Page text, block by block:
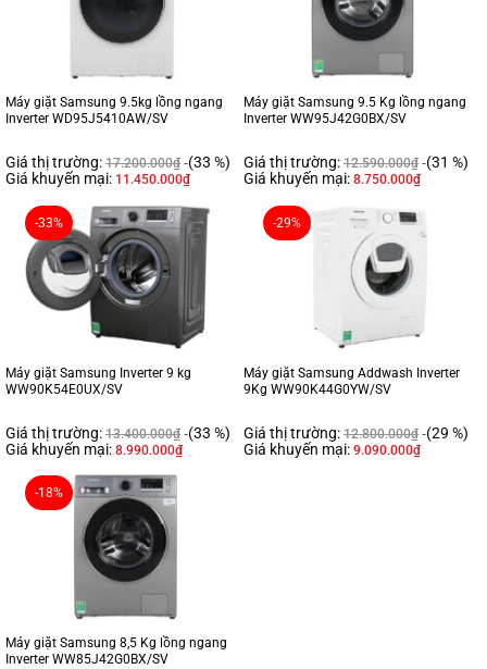
Máy giặt Samsung 9.5kg lồng ngang
Inverter WD95J5410AW/SV
Giá thị trường: 17.200.000₫ (33 %)
Giá khuyến mại: 11.450.000₫
Máy giặt Samsung 9.5 Kg lồng ngang
Inverter WW95J42G0BX/SV
Giá thị trường: 12.590.000₫ (31 %)
Giá khuyến mại: 8.750.000₫
-33%
Máy giặt Samsung Inverter 9 kg
WW90K54E0UX/SV
Giá thị trường: 13.400.000₫ (33 %)
Giá khuyến mại: 8.990.000₫
-29%
Máy giặt Samsung Addwash Inverter
9Kg WW90K44G0YW/SV
Giá thị trường: 12.800.000₫ (29 %)
Giá khuyến mại: 9.090.000₫
-18%
Máy giặt Samsung 8,5 Kg lồng ngang
Inverter WW85J42G0BX/SV